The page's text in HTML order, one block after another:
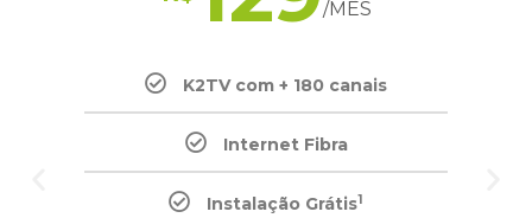
/MÊS
K2TV com + 180 canais
Internet Fibra
Instalação Grátis1